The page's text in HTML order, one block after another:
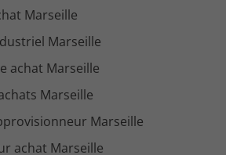
Marseille
Marseille
achat Marseille
Marseille
Marseille
achat Marseille